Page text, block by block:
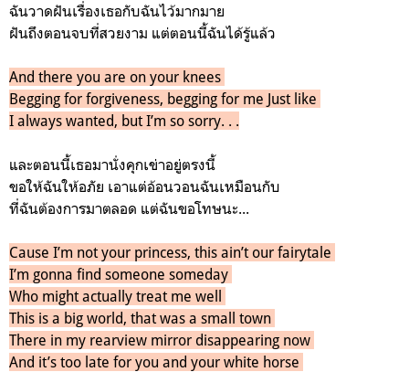
ฉันวาดฝันเรื่องเธอกับฉันไว้มากมาย
ฝันถึงตอนจบที่สวยงาม แต่ตอนนี้ฉันได้รู้แล้ว
And there you are on your knees
Begging for forgiveness, begging for me Just like
I always wanted, but I’m so sorry. . .
และตอนนี้เธอมานั่งคุกเข่าอยู่ตรงนี้
ขอให้ฉันให้อภัย เอาแต่อ้อนวอนฉันเหมือนกับ
ที่ฉันต้องการมาตลอด แต่ฉันขอโทษนะ...
Cause I’m not your princess, this ain’t our fairytale
I’m gonna find someone someday
Who might actually treat me well
This is a big world, that was a small town
There in my rearview mirror disappearing now
And it’s too late for you and your white horse